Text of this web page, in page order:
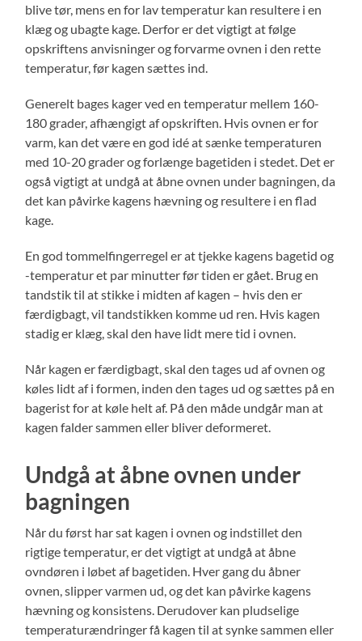
blive tør, mens en for lav temperatur kan resultere i en
klæg og ubagte kage. Derfor er det vigtigt at følge
opskriftens anvisninger og forvarme ovnen i den rette
temperatur, før kagen sættes ind.
Generelt bages kager ved en temperatur mellem 160-
180 grader, afhængigt af opskriften. Hvis ovnen er for
varm, kan det være en god idé at sænke temperaturen
med 10-20 grader og forlænge bagetiden i stedet. Det er
også vigtigt at undgå at åbne ovnen under bagningen, da
det kan påvirke kagens hævning og resultere i en flad
kage.
En god tommelfingerregel er at tjekke kagens bagetid og
-temperatur et par minutter før tiden er gået. Brug en
tandstik til at stikke i midten af kagen – hvis den er
færdigbagt, vil tandstikken komme ud ren. Hvis kagen
stadig er klæg, skal den have lidt mere tid i ovnen.
Når kagen er færdigbagt, skal den tages ud af ovnen og
køles lidt af i formen, inden den tages ud og sættes på en
bagerist for at køle helt af. På den måde undgår man at
kagen falder sammen eller bliver deformeret.
Undgå at åbne ovnen under
bagningen
Når du først har sat kagen i ovnen og indstillet den
rigtige temperatur, er det vigtigt at undgå at åbne
ovndøren i løbet af bagetiden. Hver gang du åbner
ovnen, slipper varmen ud, og det kan påvirke kagens
hævning og konsistens. Derudover kan pludselige
temperaturændringer få kagen til at synke sammen eller